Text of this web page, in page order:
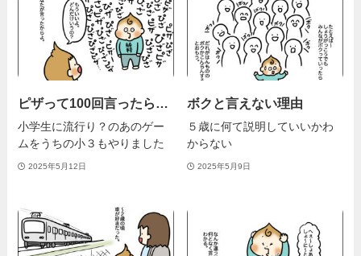
ピザって100回言ったら…
小学生に流行り？のあのゲー
ムをうちの小３もやりました
2025年5月12日
ボクと言えない理由
５歳に何て説明していいかわ
からない
2025年5月9日